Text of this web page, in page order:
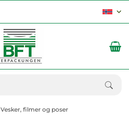
Vesker, filmer og poser